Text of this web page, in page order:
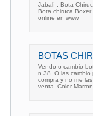
Jabalí , Bota
Bota chiruca
online en www.
BOTAS
Vendo o cambio
n 38. O las cambio
compra y no me
venta. Color Marron